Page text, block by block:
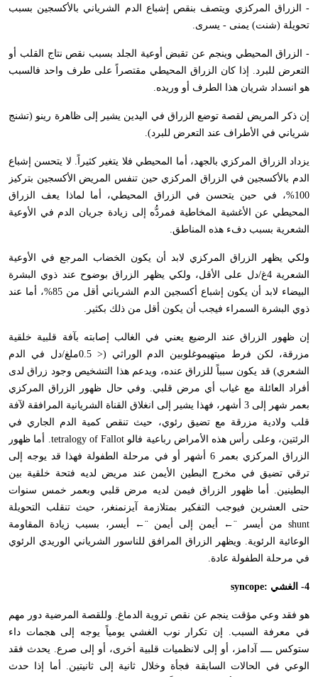
- الزراق المركزي ويتصف بنقص إشباع الدم الشرياني بالأكسجين بسبب
تحويلة (شنت) يمنى - يسرى.
- الزراق المحيطي وينجم عن تقبض أوعية الجلد بسبب نقص نتاج القلب أو
التعرض للبرد. إذا كان الزراق المحيطي مقتصراً على طرف واحد فالسبب
هو انسداد شريان هذا الطرف أو وريده.
إن ذكر المريض لقصة توضع الزراق في اليدين يشير إلى ظاهرة رينو (تشنج
شرياني في الأطراف عند التعرض للبرد).
يزداد الزراق المركزي بالجهد، أما المحيطي فلا يتغير كثيراً. لا يتحسن إشباع
الدم بالأكسجين في الزراق المركزي حين تنفس المريض الأكسجين بتركيز
100%، في حين يتحسن في الزراق المحيطي، أما لماذا يعف الزراق
المحيطي عن الأغشية المخاطية فمردُّه إلى زيادة جريان الدم في الأوعية
الشعرية بسبب دفء هذه المناطق.
ولكي يظهر الزراق المركزي لابد أن يكون الخضاب المرجع في الأوعية
الشعرية 4غ/دل على الأقل، ولكي يظهر الزراق بوضوح عند ذوي البشرة
البيضاء لابد أن يكون إشباع أكسجين الدم الشرياني أقل من 85%، أما عند
ذوي البشرة السمراء فيجب أن يكون أقل من ذلك بكثير.
إن ظهور الزراق عند الرضيع يعني في الغالب إصابته بآفة قلبية خلقية
مزرقة، لكن فرط ميتهيموغلوبين الدم الوراثي (< 0.5ملغ/دل في الدم
الشعري) قد يكون سبباً للزراق عنده، ويدعم هذا التشخيص وجود زراق لدى
أفراد العائلة مع غياب أي مرض قلبي. وفي حال ظهور الزراق المركزي
بعمر شهر إلى 3 أشهر، فهذا يشير إلى انغلاق القناة الشريانية المرافقة لآفة
قلب ولادية مزرقة مع تضيق رئوي، حيث تنقص كمية الدم الجاري في
الرئتين، وعلى رأس هذه الأمراض رباعية فالو tetralogy of Fallot. أما ظهور
الزراق المركزي بعمر 6 أشهر أو في مرحلة الطفولة فهذا قد يوجه إلى
ترقي تضيق في مخرج البطين الأيمن عند مريض لديه فتحة خلقية بين
البطينين. أما ظهور الزراق فيمن لديه مرض قلبي وبعمر خمس سنوات
حتى العشرين فيوجب التفكير بمتلازمة آيزنمنغر، حيث تنقلب التحويلة
shunt من أيسر ¨← أيمن إلى أيمن ¨← أيسر، بسبب زيادة المقاومة
الوعائية الرئوية. ويظهر الزراق المرافق للناسور الشرياني الوريدي الرئوي
في مرحلة الطفولة عادة.
4- الغشي : syncope
هو فقد وعي مؤقت ينجم عن نقص تروية الدماغ. وللقصة المرضية دور مهم
في معرفة السبب. إن تكرار نوب الغشي يومياً يوجه إلى هجمات داء
ستوكس ــــ آدامز، أو إلى لانظميات قلبية أخرى، أو إلى صرع. يحدث فقد
الوعي في الحالات السابقة فجأة وخلال ثانية إلى ثانيتين. أما إذا حدث